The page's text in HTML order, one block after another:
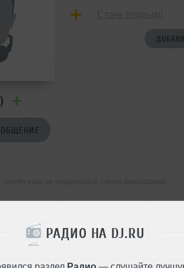
РАДИО НА DJ.RU
раздел Радио — слушайте